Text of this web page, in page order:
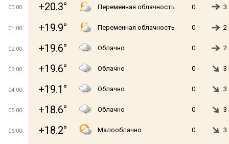
00:00 +20.3° Переменная облачность 0 3
01:00 +19.9° Переменная облачность 0 2
02:00 +19.6° Облачно 0 2
03:00 +19.6° Облачно 0 3
04:00 +19.1° Облачно 0 3
05:00 +18.6° Облачно 0 3
06:00 +18.2° Малооблачно 0 3